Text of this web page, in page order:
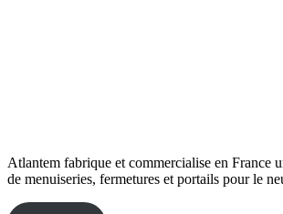
Atlantem fabrique et commercialise en France
de menuiseries, fermetures et portails pour le